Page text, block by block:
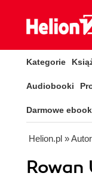
Kategorie
Audiobooki
Darmowe
Helion.pl »